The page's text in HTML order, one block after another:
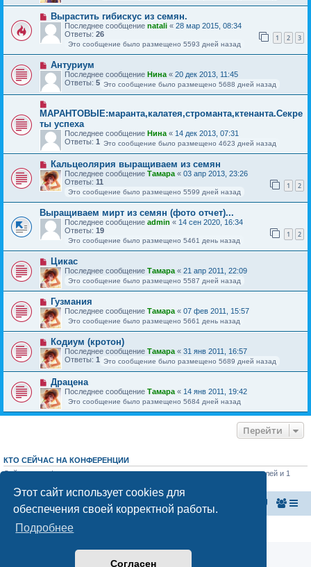
Этот сайт использует cookies для
обеспечения своей корректной работы.
Подробнее
Согласен
Вырастить гибискус из семян.
Последнее сообщение natali « 28 мар 2015, 08:34
Ответы: 26 1 2 3
Это сообщение было размещено 5593 дней назад
Антуриум
Последнее сообщение Нина « 20 дек 2013, 11:45
Ответы: 5 Это сообщение было размещено 5688 дней назад
МАРАНТОВЫЕ:маранта,калатея,строманта,ктенанта.Секре
ты успеха
Последнее сообщение Нина « 14 дек 2013, 07:31
Ответы: 1 Это сообщение было размещено 4623 дней назад
Кальцеолярия выращиваем из семян
Последнее сообщение Тамара « 03 апр 2013, 23:26
Ответы: 11 1 2
Это сообщение было размещено 5599 дней назад
Выращиваем мирт из семян (фото отчет)...
Последнее сообщение admin « 14 сен 2020, 16:34
Ответы: 19 1 2
Это сообщение было размещено 5461 день назад
Цикас
Последнее сообщение Тамара « 21 апр 2011, 22:09
Это сообщение было размещено 5587 дней назад
Гузмания
Последнее сообщение Тамара « 07 фев 2011, 15:57
Это сообщение было размещено 5661 день назад
Кодиум (кротон)
Последнее сообщение Тамара « 31 янв 2011, 16:57
Ответы: 1 Это сообщение было размещено 5689 дней назад
Драцена
Последнее сообщение Тамара « 14 янв 2011, 19:42
Это сообщение было размещено 5684 дней назад
Перейти
КТО СЕЙЧАС НА КОНФЕРЕНЦИИ
Сейчас этот форум просматривают: нет зарегистрированных пользователей и 1
Главная страница Список форумов